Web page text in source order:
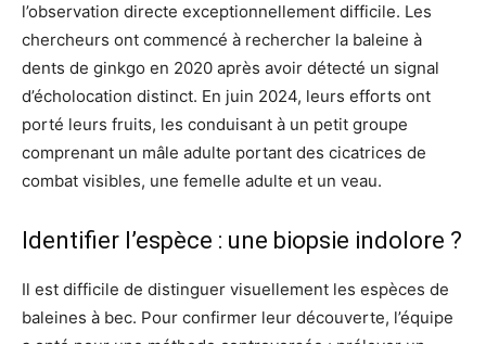
l’observation directe exceptionnellement difficile. Les
chercheurs ont commencé à rechercher la baleine à
dents de ginkgo en 2020 après avoir détecté un signal
d’écholocation distinct. En juin 2024, leurs efforts ont
porté leurs fruits, les conduisant à un petit groupe
comprenant un mâle adulte portant des cicatrices de
combat visibles, une femelle adulte et un veau.
Identifier l’espèce : une biopsie indolore ?
Il est difficile de distinguer visuellement les espèces de
baleines à bec. Pour confirmer leur découverte, l’équipe